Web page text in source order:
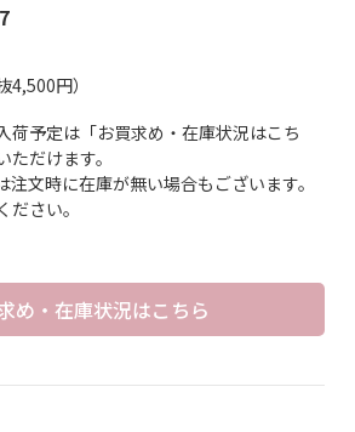
4,500円）
荷予定は「お買求め・在庫状況はこち
だけます。
文時に在庫が無い場合もございます。
ださい。
め・在庫状況はこちら